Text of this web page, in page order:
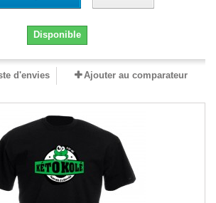
Disponible
d'envies Ajouter au comparateur